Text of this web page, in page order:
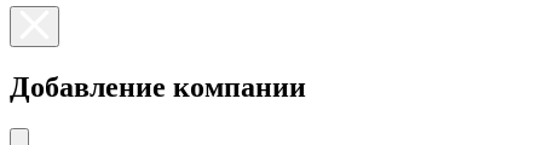
Добавление компании